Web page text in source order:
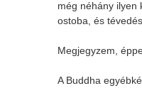
még néhány ilyen
ostoba, és
Megjegyzem,
A Buddha